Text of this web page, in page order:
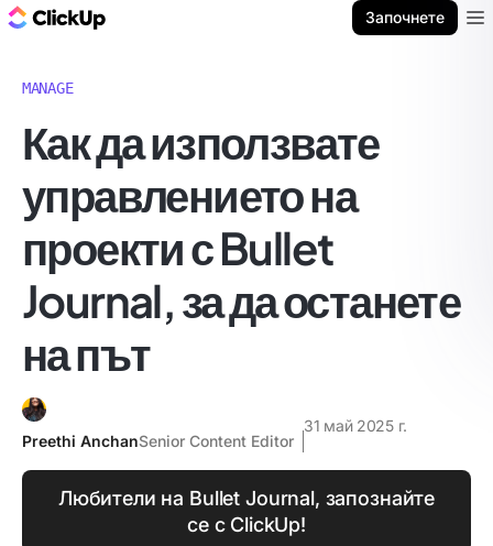
Започнете
MANAGE
Как да използвате
управлението на
проекти с Bullet
Journal, за да останете
на път
Preethi AnchanSenior Content Editor
31 май 2025 г.
Любители на Bullet Journal, запознайте
се с ClickUp!